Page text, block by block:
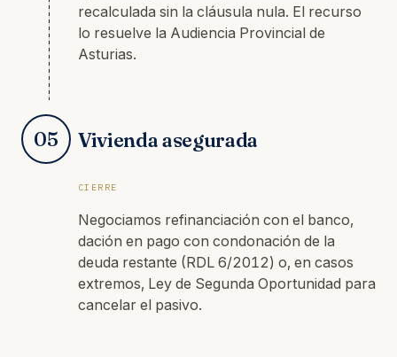
recalculada sin la cláusula nula. El recurso
lo resuelve la Audiencia Provincial de
Asturias.
05 Vivienda asegurada
CIERRE
Negociamos refinanciación con el banco,
dación en pago con condonación de la
deuda restante (RDL 6/2012) o, en casos
extremos, Ley de Segunda Oportunidad para
cancelar el pasivo.